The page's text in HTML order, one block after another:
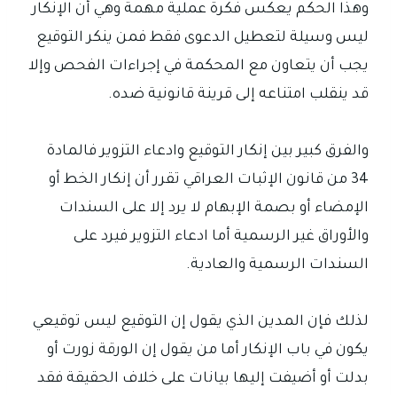
وهذا الحكم يعكس فكرة عملية مهمة وهي أن الإنكار
ليس وسيلة لتعطيل الدعوى فقط فمن ينكر التوقيع
يجب أن يتعاون مع المحكمة في إجراءات الفحص وإلا
قد ينقلب امتناعه إلى قرينة قانونية ضده.
والفرق كبير بين إنكار التوقيع وادعاء التزوير فالمادة
34 من قانون الإثبات العراقي تقرر أن إنكار الخط أو
الإمضاء أو بصمة الإبهام لا يرد إلا على السندات
والأوراق غير الرسمية أما ادعاء التزوير فيرد على
السندات الرسمية والعادية.
لذلك فإن المدين الذي يقول إن التوقيع ليس توقيعي
يكون في باب الإنكار أما من يقول إن الورقة زورت أو
بدلت أو أضيفت إليها بيانات على خلاف الحقيقة فقد